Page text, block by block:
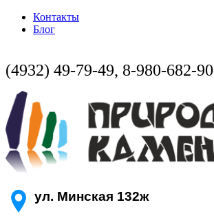
Контакты
Блог
(4932) 49-79-49, 8-980-682-
ул. Минская 132ж